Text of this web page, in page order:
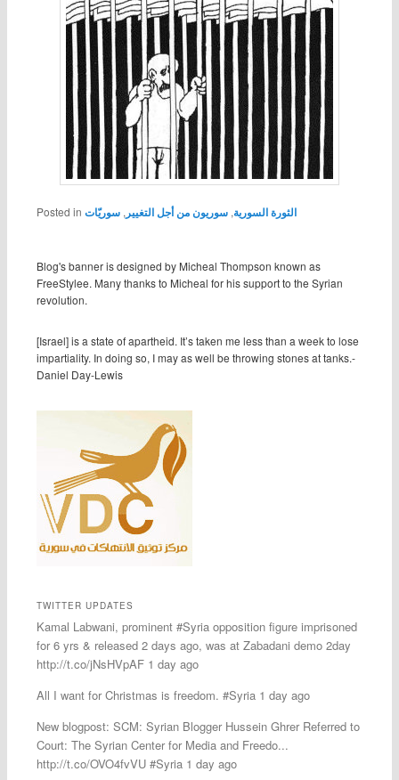
Posted in الثورة السورية,سوريون من أجل التغيير,سوريّات
Blog's banner is designed by Micheal Thompson known as
FreeStylee. Many thanks to Micheal for his support to the Syrian
revolution.
[Israel] is a state of apartheid. It’s taken me less than a week to lose
impartiality. In doing so, I may as well be throwing stones at tanks.-
Daniel Day-Lewis
TWITTER UPDATES
Kamal Labwani, prominent #Syria opposition figure imprisoned
for 6 yrs & released 2 days ago, was at Zabadani demo 2day
http://t.co/jNsHVpAF 1 day ago
All I want for Christmas is freedom. #Syria 1 day ago
New blogpost: SCM: Syrian Blogger Hussein Ghrer Referred to
Court: The Syrian Center for Media and Freedo...
http://t.co/OVO4fvVU #Syria 1 day ago